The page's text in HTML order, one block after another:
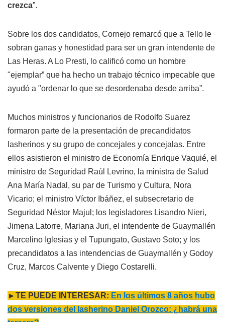
crezca”.
Sobre los dos candidatos, Cornejo remarcó que a Tello le
sobran ganas y honestidad para ser un gran intendente de
Las Heras. A Lo Presti, lo calificó como un hombre
"ejemplar” que ha hecho un trabajo técnico impecable que
ayudó a "ordenar lo que se desordenaba desde arriba”.
Muchos ministros y funcionarios de Rodolfo Suarez
formaron parte de la presentación de precandidatos
lasherinos y su grupo de concejales y concejalas. Entre
ellos asistieron el ministro de Economía Enrique Vaquié, el
ministro de Seguridad Raúl Levrino, la ministra de Salud
Ana María Nadal, su par de Turismo y Cultura, Nora
Vicario; el ministro Víctor Ibáñez, el subsecretario de
Seguridad Néstor Majul; los legisladores Lisandro Nieri,
Jimena Latorre, Mariana Juri, el intendente de Guaymallén
Marcelino Iglesias y el Tupungato, Gustavo Soto; y los
precandidatos a las intendencias de Guaymallén y Godoy
Cruz, Marcos Calvente y Diego Costarelli.
►TE PUEDE INTERESAR: En los últimos 8 años hubo
dos versiones del lasherino Daniel Orozco: ¿habrá una